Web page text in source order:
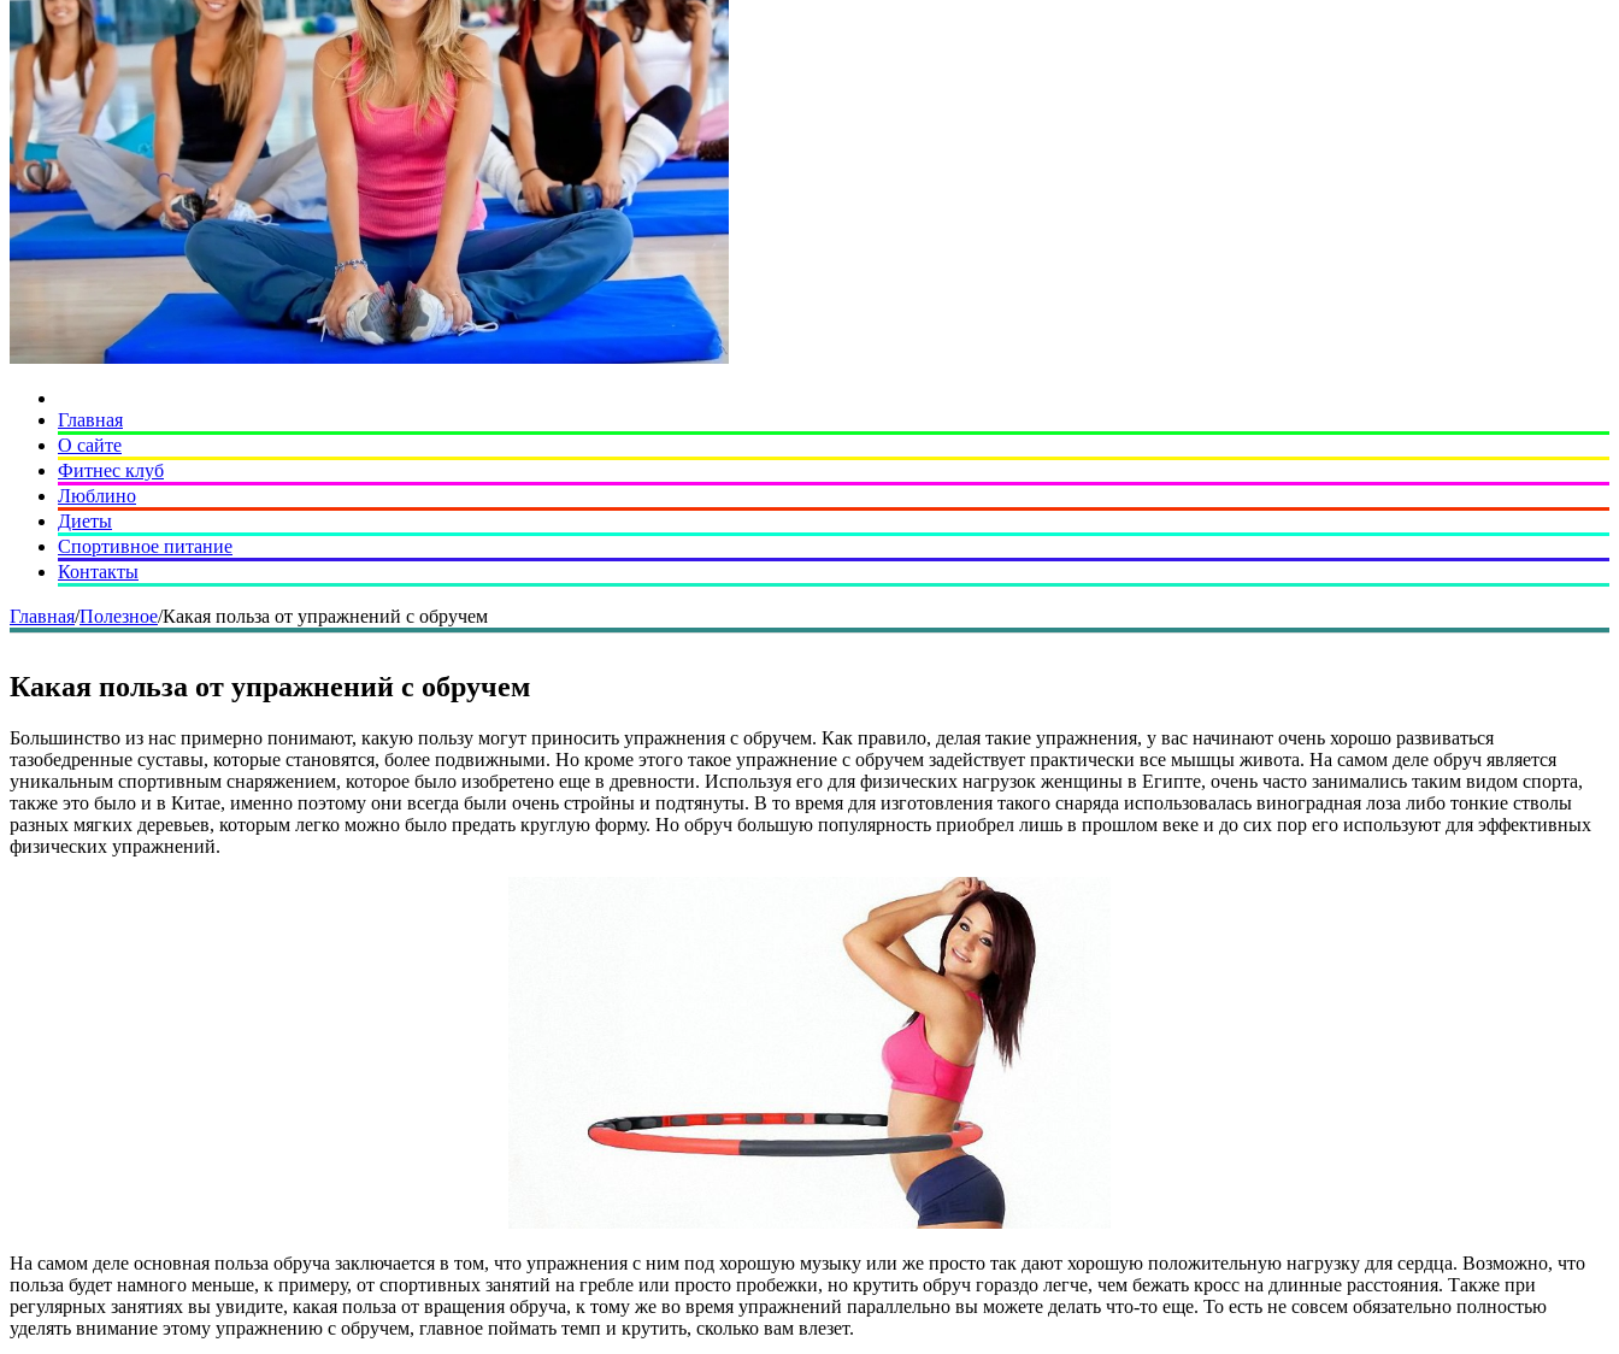
Главная
О сайте
Фитнес клуб
Люблино
Диеты
Спортивное питание
Контакты
Главная/Полезное/Какая польза от упражнений с обручем
Какая польза от упражнений с обручем
Большинство из нас примерно понимают, какую пользу могут приносить упражнения с обручем. Как правило, делая такие упражнения, у вас начинают очень хорошо развиваться
тазобедренные суставы, которые становятся, более подвижными. Но кроме этого такое упражнение с обручем задействует практически все мышцы живота. На самом деле обруч является
уникальным спортивным снаряжением, которое было изобретено еще в древности. Используя его для физических нагрузок женщины в Египте, очень часто занимались таким видом спорта,
также это было и в Китае, именно поэтому они всегда были очень стройны и подтянуты. В то время для изготовления такого снаряда использовалась виноградная лоза либо тонкие стволы
разных мягких деревьев, которым легко можно было предать круглую форму. Но обруч большую популярность приобрел лишь в прошлом веке и до сих пор его используют для эффективных
физических упражнений.
На самом деле основная польза обруча заключается в том, что упражнения с ним под хорошую музыку или же просто так дают хорошую положительную нагрузку для сердца. Возможно, что
польза будет намного меньше, к примеру, от спортивных занятий на гребле или просто пробежки, но крутить обруч гораздо легче, чем бежать кросс на длинные расстояния. Также при
регулярных занятиях вы увидите, какая польза от вращения обруча, к тому же во время упражнений параллельно вы можете делать что-то еще. То есть не совсем обязательно полностью
уделять внимание этому упражнению с обручем, главное поймать темп и крутить, сколько вам влезет.